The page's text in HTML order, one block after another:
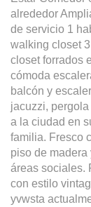
alrededor
de servicio 1
walking closet
closet forrados
cómoda
balcón y
jacuzzi,
a la ciudad en
familia. Fresco
piso de
áreas sociales.
con estilo
yvwsta